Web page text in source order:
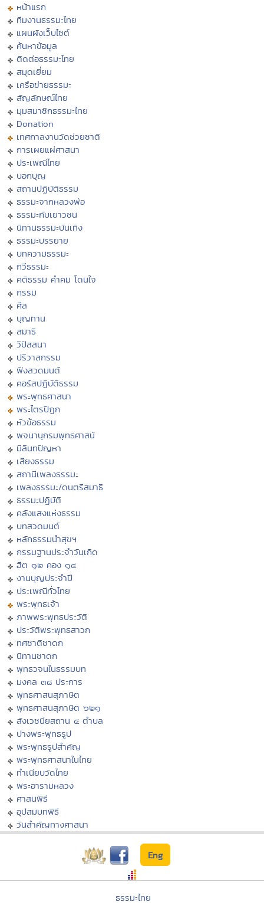
หน้าแรก
ทีมงานธรรมะไทย
แผนผังเว็บไซต์
ค้นหาข้อมูล
ติดต่อธรรมะไทย
สมุดเยี่ยม
เครือข่ายธรรมะ
สัญลักษณ์ไทย
มุมสมาชิกธรรมะไทย
Donation
เทศกาลงานวัดช่วยชาติ
การเผยแผ่ศาสนา
ประเพณีไทย
บอกบุญ
สถานปฏิบัติธรรม
ธรรมะจากหลวงพ่อ
ธรรมะกับเยาวชน
นิทานธรรมะบันเทิง
ธรรมะบรรยาย
บทความธรรมะ
กวีธรรมะ
คติธรรม คำคม โดนใจ
กรรม
ศีล
บุญทาน
สมาธิ
วิปัสสนา
ปริวาสกรรม
ฟังสวดมนต์
คอร์สปฏิบัติธรรม
พระพุทธศาสนา
พระไตรปิฏก
หัวข้อธรรม
พจนานุกรมพุทธศาสน์
มิลินทปัญหา
เสียงธรรม
สถานีเพลงธรรมะ
เพลงธรรมะ/ดนตรีสมาธิ
ธรรมะปฏิบัติ
คลังแสงแห่งธรรม
บทสวดมนต์
หลักธรรมนำสุขฯ
กรรมฐานประจำวันเกิด
ฮีต ๑๒ คอง ๑๔
งานบุญประจำปี
ประเพณีทั่วไทย
พระพุทธเจ้า
ภาพพระพุทธประวัติ
ประวัติพระพุทธสาวก
ทศชาติชาดก
นิทานชาดก
พุทธวจนในธรรมบท
มงคล ๓๘ ประการ
พุทธศาสนสุภาษิต
พุทธศาสนสุภาษิต ๖๒๑
สังเวชนียสถาน ๔ ตำบล
ปางพระพุทธรูป
พระพุทธรูปสำคัญ
พระพุทธศาสนาในไทย
ทำเนียบวัดไทย
พระอารามหลวง
ศาสนพิธี
อุปสมบทพิธี
วันสำคัญทางศาสนา
Eng
ธรรมะไทย